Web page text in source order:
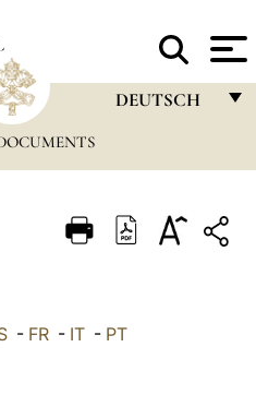
DEUTSCH
ITALIANO
- FR - IT - PT